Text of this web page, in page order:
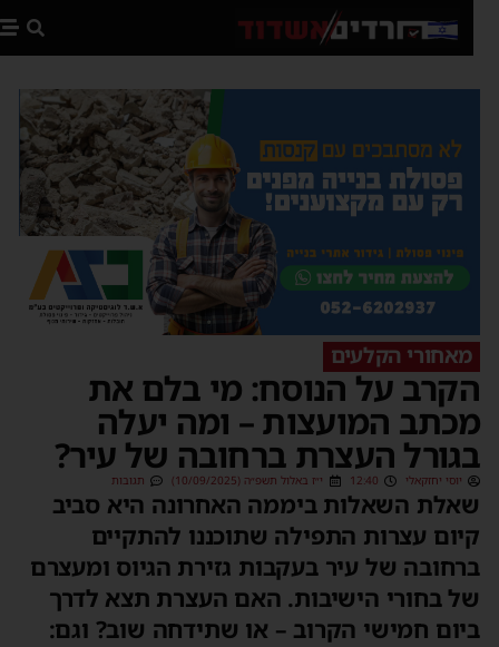
מאחורי הקלעים
על הנוסח: מי בלם את
המועצות – ומה יעלה
העצרת ברחובה של עיר?
יוסי יחזקאלי 12:40 י״ז באלול תשפ״ה (10/09/2025) תגובות
השאלות ביממה האחרונה היא סביב
עצרות התפילה שתוכננו להתקיים
של עיר בעקבות גזירת הגיוס ומעצרם
בחורי הישיבות. האם העצרת תצא לדרך
חמישי הקרוב – או שתידחה שוב? וגם: